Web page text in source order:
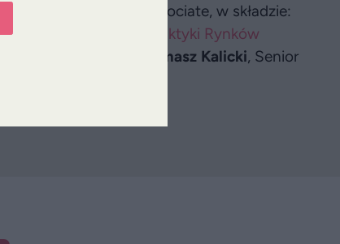
Przychodę
, Senior Associate, w składzie:
oraz eksperci z
Praktyki Rynków
Tomasz Kalicki, Senior